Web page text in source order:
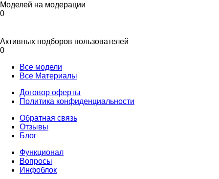
Моделей на модерации
0
Активных подборов пользователей
0
Все модели
Все Материалы
Договор оферты
Политика конфиденциальности
Обратная связь
Отзывы
Блог
Функционал
Вопросы
Инфоблок